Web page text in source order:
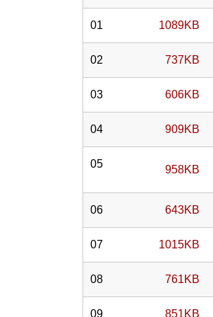
01 1089KB
02 737KB
03 606KB
04 909KB
05 958KB
06 643KB
07 1015KB
08 761KB
09 851KB